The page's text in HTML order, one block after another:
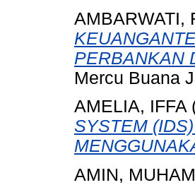
AMBARWATI,
PERBANKAN
Mercu Buana
AMELIA, IFFA
SYSTEM
AMIN,